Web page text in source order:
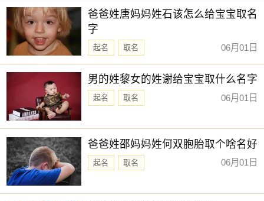
爸爸姓唐妈妈姓石该怎么给宝宝取名
字
起名 取名 06月01日
男的姓黎女的姓谢给宝宝取什么名字
起名 取名 06月01日
爸爸姓邵妈妈姓何双胞胎取个啥名好
起名 取名 06月01日